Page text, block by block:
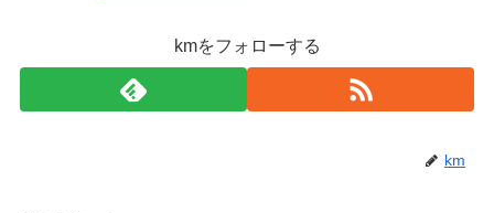
kmをフォローする
km